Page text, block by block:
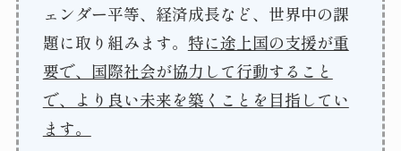
ェンダー平等、経済成長など、世界中の課
題に取り組みます。 特に途上国の支援が重
要で、国際社会が協力して行動すること
で、より良い未来を築くことを目指してい
ます。